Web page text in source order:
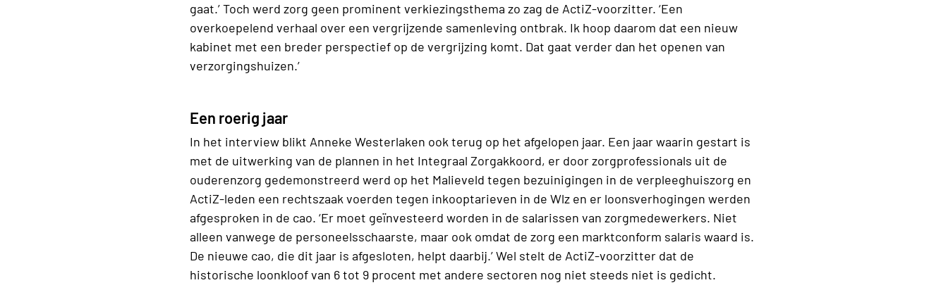
gaat.’ Toch werd zorg geen prominent verkiezingsthema zo zag de ActiZ-voorzitter. ‘Een
overkoepelend verhaal over een vergrijzende samenleving ontbrak. Ik hoop daarom dat een nieuw
kabinet met een breder perspectief op de vergrijzing komt. Dat gaat verder dan het openen van
verzorgingshuizen.’
Een roerig jaar
In het interview blikt Anneke Westerlaken ook terug op het afgelopen jaar. Een jaar waarin gestart is
met de uitwerking van de plannen in het Integraal Zorgakkoord, er door zorgprofessionals uit de
ouderenzorg gedemonstreerd werd op het Malieveld tegen bezuinigingen in de verpleeghuiszorg en
ActiZ-leden een rechtszaak voerden tegen inkooptarieven in de Wlz en er loonsverhogingen werden
afgesproken in de cao. ‘Er moet geïnvesteerd worden in de salarissen van zorgmedewerkers. Niet
alleen vanwege de personeelsschaarste, maar ook omdat de zorg een marktconform salaris waard is.
De nieuwe cao, die dit jaar is afgesloten, helpt daarbij.’ Wel stelt de ActiZ-voorzitter dat de
historische loonkloof van 6 tot 9 procent met andere sectoren nog niet steeds niet is gedicht.